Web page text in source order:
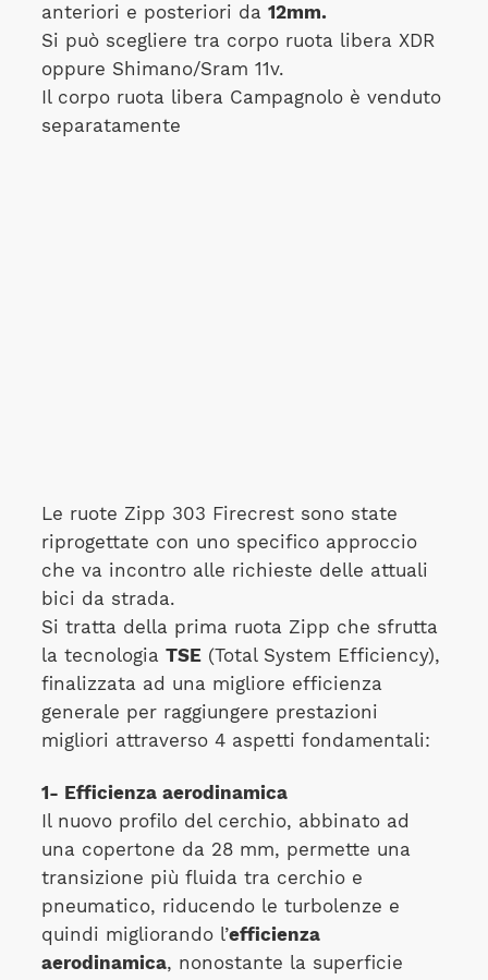
anteriori e posteriori da 12mm.
Si può scegliere tra corpo ruota libera XDR
oppure Shimano/Sram 11v.
Il corpo ruota libera Campagnolo è venduto
separatamente
Le ruote Zipp 303 Firecrest sono state
riprogettate con uno specifico approccio
che va incontro alle richieste delle attuali
bici da strada.
Si tratta della prima ruota Zipp che sfrutta
la tecnologia TSE(Total System Efficiency),
finalizzata ad una migliore efficienza
generale per raggiungere prestazioni
migliori attraverso 4 aspetti fondamentali:
1- Efficienza aerodinamica
Il nuovo profilo del cerchio, abbinato ad
una copertone da 28 mm, permette una
transizione più fluida tra cerchio e
pneumatico, riducendo le turbolenze e
quindi migliorando l’efficienza
aerodinamica, nonostante la superficie